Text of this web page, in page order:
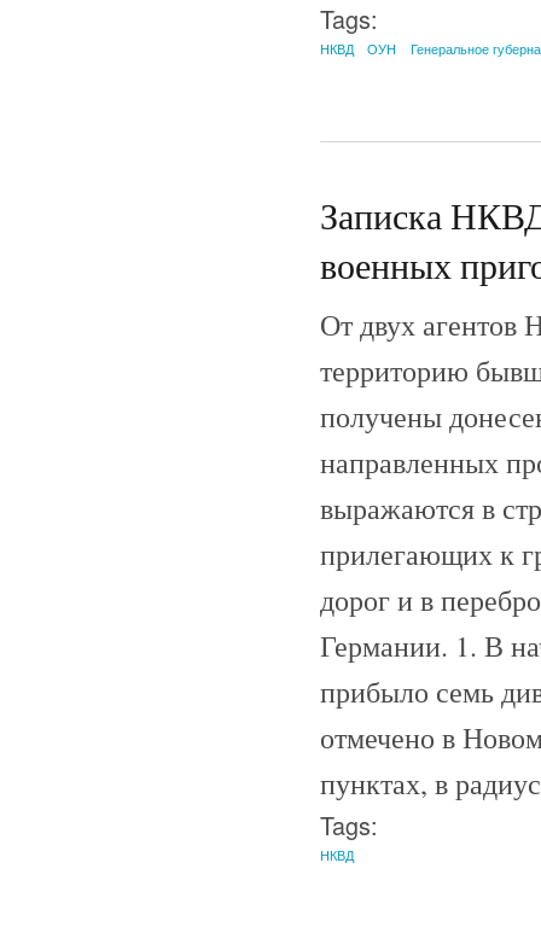
Tags:
НКВД ОУН Генеральное
Записка
военных
От двух
территорию
получены
направленных
выражаются в
прилегающих к
дорог и в
Германии. 1. В
прибыло семь
отмечено в
пунктах, в
Tags:
НКВД